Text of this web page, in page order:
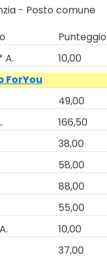
- Posto comune
Punteggio
A.
10,00
ForYou
49,00
166,50
38,00
58,00
88,00
55,00
10,00
37,00